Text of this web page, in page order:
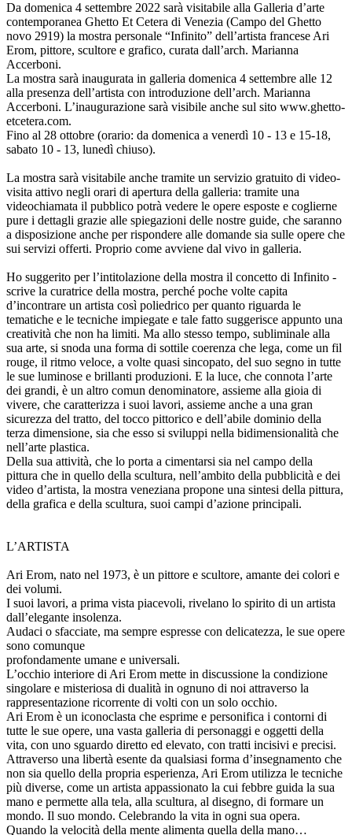
Da domenica 4 settembre 2022 sarà visitabile alla Galleria d’arte
contemporanea Ghetto Et Cetera di Venezia (Campo del Ghetto
novo 2919) la mostra personale “Infinito” dell’artista francese Ari
Erom, pittore, scultore e grafico, curata dall’arch. Marianna
Accerboni.
La mostra sarà inaugurata in galleria domenica 4 settembre alle 12
alla presenza dell’artista con introduzione dell’arch. Marianna
Accerboni. L’inaugurazione sarà visibile anche sul sito www.ghetto-
etcetera.com.
Fino al 28 ottobre (orario: da domenica a venerdì 10 - 13 e 15-18,
sabato 10 - 13, lunedì chiuso).
La mostra sarà visitabile anche tramite un servizio gratuito di video-
visita attivo negli orari di apertura della galleria: tramite una
videochiamata il pubblico potrà vedere le opere esposte e coglierne
pure i dettagli grazie alle spiegazioni delle nostre guide, che saranno
a disposizione anche per rispondere alle domande sia sulle opere che
sui servizi offerti. Proprio come avviene dal vivo in galleria.
Ho suggerito per l’intitolazione della mostra il concetto di Infinito -
scrive la curatrice della mostra, perché poche volte capita
d’incontrare un artista così poliedrico per quanto riguarda le
tematiche e le tecniche impiegate e tale fatto suggerisce appunto una
creatività che non ha limiti. Ma allo stesso tempo, subliminale alla
sua arte, si snoda una forma di sottile coerenza che lega, come un fil
rouge, il ritmo veloce, a volte quasi sincopato, del suo segno in tutte
le sue luminose e brillanti produzioni. E la luce, che connota l’arte
dei grandi, è un altro comun denominatore, assieme alla gioia di
vivere, che caratterizza i suoi lavori, assieme anche a una gran
sicurezza del tratto, del tocco pittorico e dell’abile dominio della
terza dimensione, sia che esso si sviluppi nella bidimensionalità che
nell’arte plastica.
Della sua attività, che lo porta a cimentarsi sia nel campo della
pittura che in quello della scultura, nell’ambito della pubblicità e dei
video d’artista, la mostra veneziana propone una sintesi della pittura,
della grafica e della scultura, suoi campi d’azione principali.
L’ARTISTA
Ari Erom, nato nel 1973, è un pittore e scultore, amante dei colori e
dei volumi.
I suoi lavori, a prima vista piacevoli, rivelano lo spirito di un artista
dall’elegante insolenza.
Audaci o sfacciate, ma sempre espresse con delicatezza, le sue opere
sono comunque
profondamente umane e universali.
L’occhio interiore di Ari Erom mette in discussione la condizione
singolare e misteriosa di dualità in ognuno di noi attraverso la
rappresentazione ricorrente di volti con un solo occhio.
Ari Erom è un iconoclasta che esprime e personifica i contorni di
tutte le sue opere, una vasta galleria di personaggi e oggetti della
vita, con uno sguardo diretto ed elevato, con tratti incisivi e precisi.
Attraverso una libertà esente da qualsiasi forma d’insegnamento che
non sia quello della propria esperienza, Ari Erom utilizza le tecniche
più diverse, come un artista appassionato la cui febbre guida la sua
mano e permette alla tela, alla scultura, al disegno, di formare un
mondo. Il suo mondo. Celebrando la vita in ogni sua opera.
Quando la velocità della mente alimenta quella della mano…